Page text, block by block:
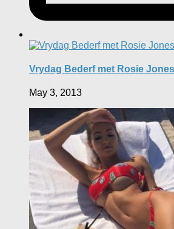
Vrydag Bederf met Rosie Jones
May 3, 2013